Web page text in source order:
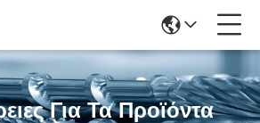
Για Τα Προϊόντα